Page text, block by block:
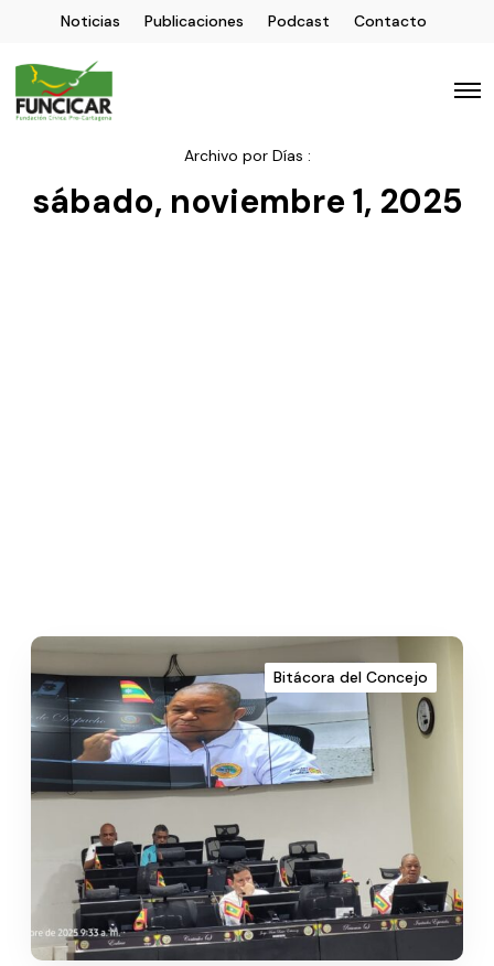
Noticias Publicaciones Podcast Contacto
Archivo por Días :
sábado, noviembre 1, 2025
Bitácora del Concejo